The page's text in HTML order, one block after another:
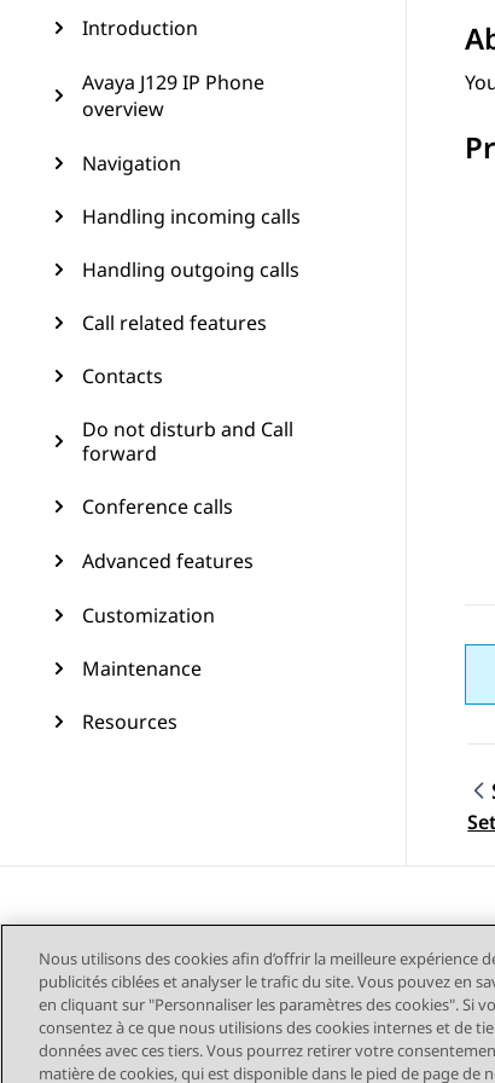
Introduction
Avaya J129 IP Phone
overview
Navigation
Handling incoming calls
Handling outgoing calls
Call related features
Contacts
Do not disturb and Call
forward
Conference calls
Advanced features
Customization
Maintenance
Resources
Plan du site
Nous utilisons des cookies afin d’offrir la meilleure expérience
publicités ciblées et analyser le trafic du site. Vous pouvez en
en cliquant sur "Personnaliser les paramètres des cookies". Si
consentez à ce que nous utilisions des cookies internes et de
données avec ces tiers. Vous pourrez retirer votre
matière de cookies, qui est disponible dans le pied de page de